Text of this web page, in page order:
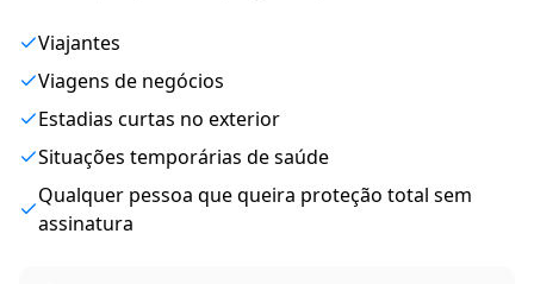
Viajantes
Viagens de negócios
Estadias curtas no exterior
Situações temporárias de saúde
Qualquer pessoa que queira proteção total sem
assinatura